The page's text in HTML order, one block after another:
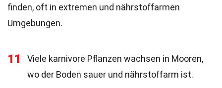
finden, oft in extremen und nährstoffarmen
Umgebungen.
11
Viele karnivore Pflanzen wachsen in Mooren,
wo der Boden sauer und nährstoffarm ist.